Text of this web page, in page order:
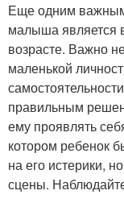
Еще одним важным
малыша является
возрасте. Важно
маленькой
правильным
ему проявлять
котором ребенок
на его истерики,
сцены.